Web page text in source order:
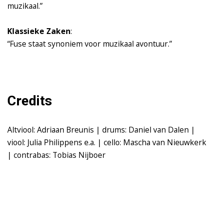
muzikaal.”
Klassieke Zaken:
“Fuse staat synoniem voor muzikaal avontuur.”
Credits
Altviool: Adriaan Breunis | drums: Daniel van Dalen |
viool: Julia Philippens e.a. | cello: Mascha van Nieuwkerk
| contrabas: Tobias Nijboer